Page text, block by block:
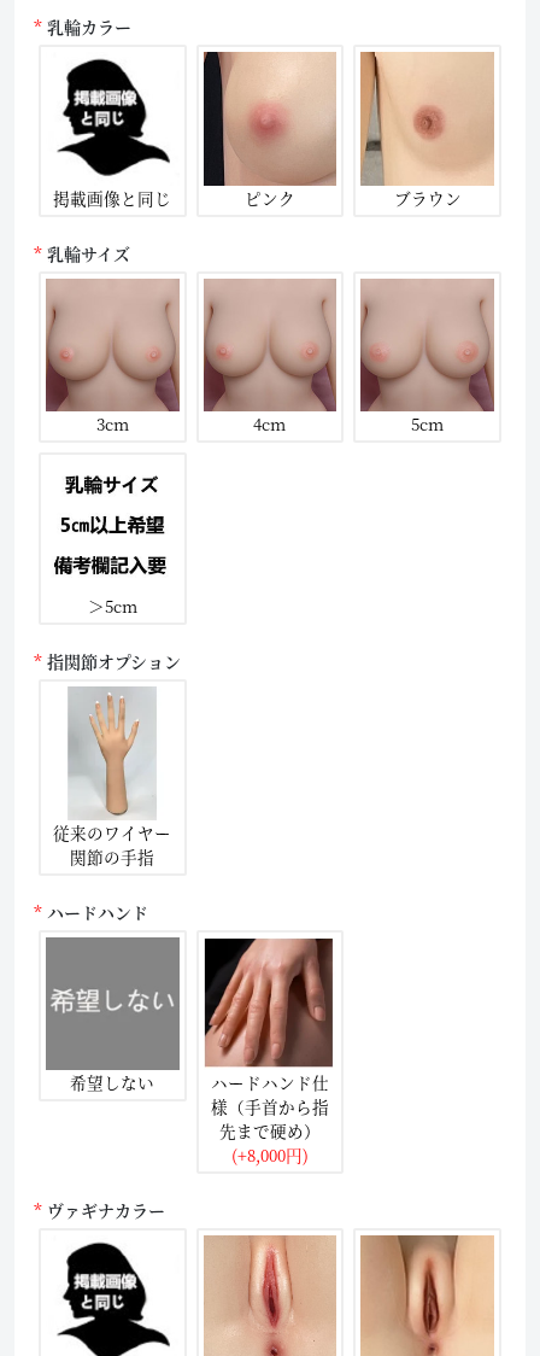
乳輪カラー
掲載画像と同じ ピンク ブラウン
乳輪サイズ
3cm 4cm 5cm
＞5cm
指関節オプション
従来のワイヤー
関節の手指
ハードハンド
希望しない
ハードハンド仕
様（手首から指
先まで硬め）
(+8,000円)
ヴァギナカラー